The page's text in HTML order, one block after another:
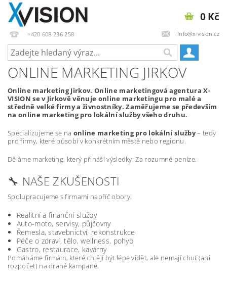
+420 608 236 258 Info@x-vision.cz
0 Kč
ONLINE MARKETING JIRKOV
Online marketing Jirkov. Online marketingová agentura X-
VISION se v Jirkově věnuje online marketingu pro malé a
středně velké firmy a živnostníky. Zaměřujeme se především
na online marketing pro lokální služby všeho druhu.
Specializujeme se na online marketing pro lokální služby– tedy
pro firmy, které působí v konkrétním městě nebo regionu.
Děláme marketing, který přináší výsledky. Za rozumné peníze.
🔧 NAŠE ZKUŠENOSTI
Spolupracujeme s firmami napříč obory:
Realitní a finanční služby
Auto-moto, servisy, půjčovny
Řemesla, stavebnictví, rekonstrukce
Péče o zdraví, tělo, wellness, pohyb
Gastro, restaurace, kavárny
Pomáháme firmám, které chtějí být lépe vidět, ale nemají chuť (ani
rozpočet) na drahé kampaně.